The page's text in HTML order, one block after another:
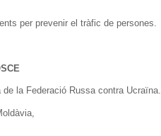
per prevenir el tràfic de persones.
la Federació Russa contra Ucraïna.